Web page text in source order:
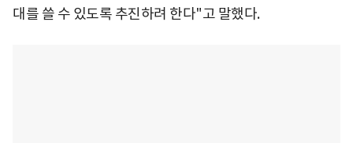
대를 쓸 수 있도록 추진하려 한다"고 말했다.